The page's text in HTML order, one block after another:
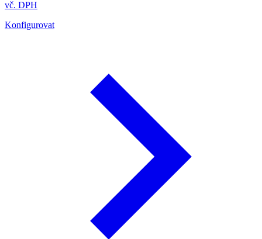
vč. DPH
Konfigurovat